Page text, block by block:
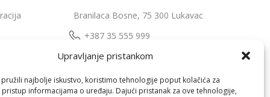
Upravljanje pristankom
najbolje iskustvo, koristimo tehnologije poput kolačića za
informacijama o uređaju. Dajući pristanak za ove tehnologije,
Branilaca Bosne, 75 300 Lukavac
+387 35 555 999
info@pconer.ba
ID: 4210115760008